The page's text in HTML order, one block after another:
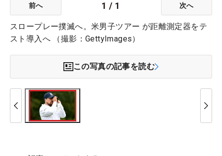
前へ 1 / 1 次へ
スロープレー撲滅へ。米男子ツアー が距離測定器をテ
スト導入へ （撮影：GettyImages）
この写真の記事を読む